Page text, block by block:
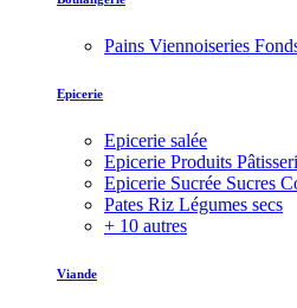
Pains Viennoiseries
Epicerie
Epicerie salée
Epicerie Produits
Epicerie Sucrée Sucres
Pates Riz Légumes secs
+ 10 autres
Viande